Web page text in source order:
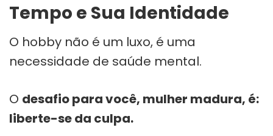
Tempo e Sua Identidade
O hobby não é um luxo, é uma
necessidade de saúde mental.
O desafio para você, mulher madura, é:
liberte-se da culpa.